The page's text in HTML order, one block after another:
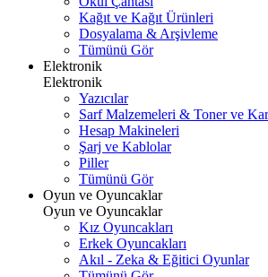
Kağıt ve Kağıt Ürünleri
Dosyalama & Arşivleme
Tümünü Gör
Elektronik
Elektronik
Yazıcılar
Sarf Malzemeleri & Toner ve
Hesap Makineleri
Şarj ve Kablolar
Piller
Tümünü Gör
Oyun ve Oyuncaklar
Oyun ve Oyuncaklar
Kız Oyuncakları
Erkek Oyuncakları
Akıl - Zeka & Eğitici Oyunlar